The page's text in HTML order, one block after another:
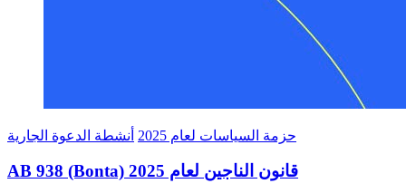
حزمة السياسات لعام 2025 أنشطة الدعوة الجارية
AB 938 (Bonta) قانون الناجين لعام 2025